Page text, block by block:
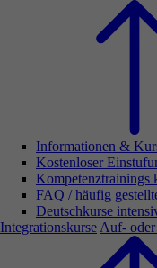
Informationen &
Kostenloser
Kompetenztrainings
FAQ / häufig
Deutschkurse
Integrationskurse Auf-